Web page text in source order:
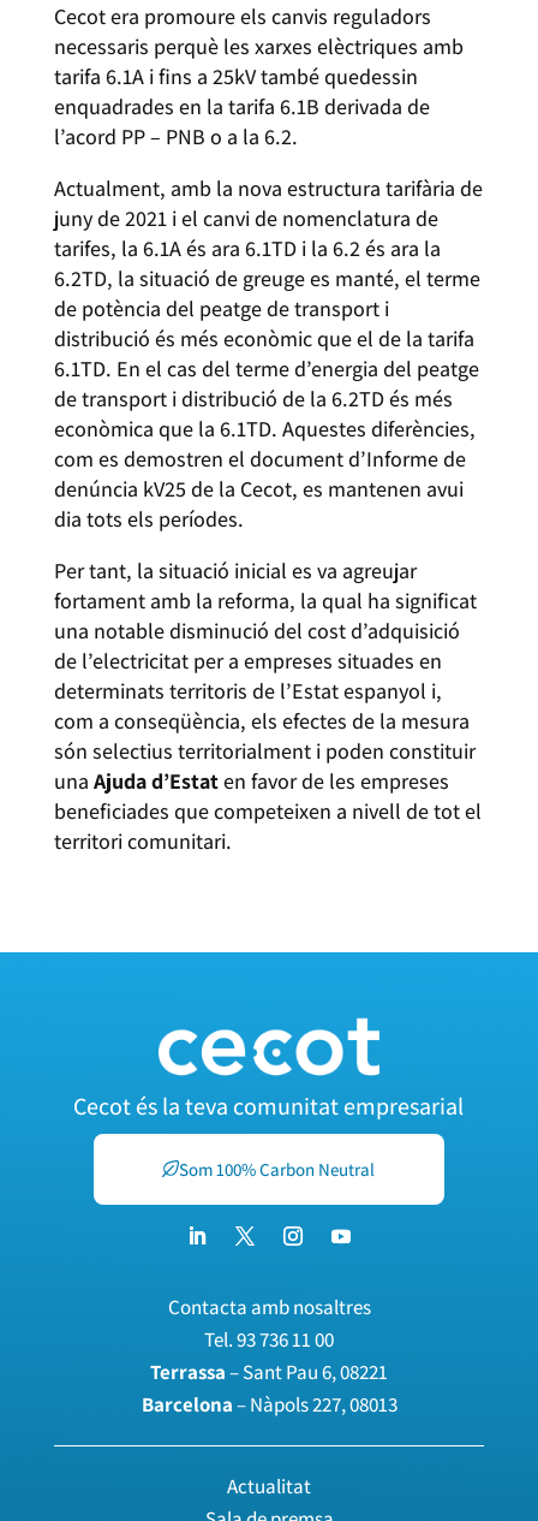
Cecot era promoure els canvis reguladors
necessaris perquè les xarxes elèctriques amb
tarifa 6.1A i fins a 25kV també quedessin
enquadrades en la tarifa 6.1B derivada de
l’acord PP – PNB o a la 6.2.
Actualment, amb la nova estructura tarifària de
juny de 2021 i el canvi de nomenclatura de
tarifes, la 6.1A és ara 6.1TD i la 6.2 és ara la
6.2TD, la situació de greuge es manté, el terme
de potència del peatge de transport i
distribució és més econòmic que el de la tarifa
6.1TD. En el cas del terme d’energia del peatge
de transport i distribució de la 6.2TD és més
econòmica que la 6.1TD. Aquestes diferències,
com es demostren el document d’Informe de
denúncia kV25 de la Cecot, es mantenen avui
dia tots els períodes.
Per tant, la situació inicial es va agreujar
fortament amb la reforma, la qual ha significat
una notable disminució del cost d’adquisició
de l’electricitat per a empreses situades en
determinats territoris de l’Estat espanyol i,
com a conseqüència, els efectes de la mesura
són selectius territorialment i poden constituir
una Ajuda d’Estaten favor de les empreses
beneficiades que competeixen a nivell de tot el
territori comunitari.
Cecot és la teva comunitat empresarial
Som 100% Carbon Neutral
Contacta amb nosaltres
Tel.93 736 11 00
Terrassa– Sant Pau 6, 08221
Barcelona– Nàpols 227, 08013
Actualitat